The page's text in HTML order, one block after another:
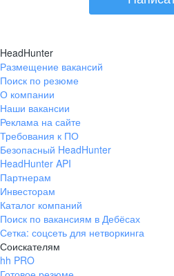
HeadHunter
Размещение вакансий
Поиск по резюме
О компании
Наши вакансии
Реклама на сайте
Требования к ПО
Безопасный HeadHunter
HeadHunter API
Партнерам
Инвесторам
Каталог компаний
Поиск по вакансиям в Дебёсах
Сетка: соцсеть для нетворкинга
Соискателям
hh PRO